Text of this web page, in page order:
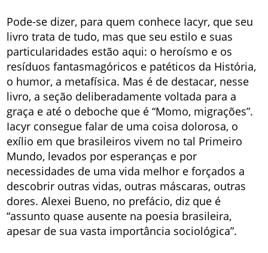
Pode-se dizer, para quem conhece Iacyr, que seu
livro trata de tudo, mas que seu estilo e suas
particularidades estão aqui: o heroísmo e os
resíduos fantasmagóricos e patéticos da História,
o humor, a metafísica. Mas é de destacar, nesse
livro, a seção deliberadamente voltada para a
graça e até o deboche que é “Momo, migrações”.
Iacyr consegue falar de uma coisa dolorosa, o
exílio em que brasileiros vivem no tal Primeiro
Mundo, levados por esperanças e por
necessidades de uma vida melhor e forçados a
descobrir outras vidas, outras máscaras, outras
dores. Alexei Bueno, no prefácio, diz que é
“assunto quase ausente na poesia brasileira,
apesar de sua vasta importância sociológica”.